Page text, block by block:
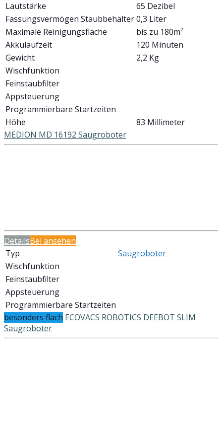
Lautstärke
65 Dezibel
Fassungsvermögen Staubbehälter0,3 Liter
Maximale Reinigungsfläche
bis zu 180m²
Akkulaufzeit
120 Minuten
Gewicht
2,2 Kg
Wischfunktion
Feinstaubfilter
Appsteuerung
Programmierbare Startzeiten
Höhe
83 Millimeter
MEDION MD 16192 Saugroboter
DetailsBei ansehen
Typ
Saugroboter
Wischfunktion
Feinstaubfilter
Appsteuerung
Programmierbare Startzeiten
besonders flach ECOVACS ROBOTICS DEEBOT SLIM
Saugroboter